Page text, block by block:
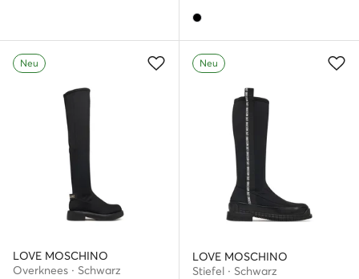
Neu
LOVE MOSCHINO
Overknees · Schwarz
Neu
LOVE MOSCHINO
Stiefel · Schwarz